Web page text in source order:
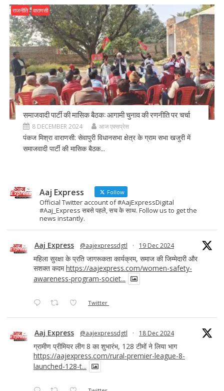
राजनीति वाराणसी
समाजवादी पार्टी की मासिक बैठक: आगामी चुनाव की रणनीति पर चर्चा
8 DECEMBER 2024 आज एक्सप्रेस
पंकज मिश्रा वाराणसी: सेवापुरी विधानसभा क्षेत्र के ग्राम सभा खजुरी में
समाजवादी पार्टी की मासिक बैठक...
Aaj Express Follow
Official Twitter account of #AajExpressDigital
#Aaj_Express सबसे पहले, सच के साथ. Follow us to get the
news instantly.
Aaj Express @aajexpressdgtl · 19 Dec 2024
महिला सुरक्षा के प्रति जागरूकता कार्यक्रम, समाज की जिम्मेदारी और
सशक्त कदमhttps://aajexpress.com/women-safety-
awareness-program-societ...
Twitter
Aaj Express @aajexpressdgtl · 18 Dec 2024
ग्रामीण प्रीमियर लीग 8 का शुभारंभ, 128 टीमों ने लिया भाग
https://aajexpress.com/rural-premier-league-8-
launched-128-t...